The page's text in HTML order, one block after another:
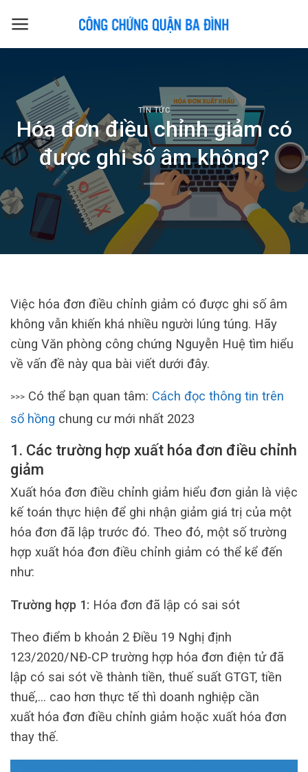
TIN TỨC
Hóa đơn điều chỉnh giảm có
được ghi số âm không?
Việc hóa đơn điều chỉnh giảm có được ghi số âm
không vẫn khiến khá nhiều người lúng túng. Hãy
cùng Văn phòng công chứng Nguyễn Huệ tìm hiểu
về vấn đề này qua bài viết dưới đây.
>>> Có thể bạn quan tâm: Cách đọc thông tin trên
sổ hồng chung cư mới nhất 2023
1. Các trường hợp xuất hóa đơn điều chỉnh
giảm
Xuất hóa đơn điều chỉnh giảm hiểu đơn giản là việc
kế toán thực hiện để ghi nhận giảm giá trị của một
hóa đơn đã lập trước đó. Theo đó, một số trường
hợp xuất hóa đơn điều chỉnh giảm có thể kể đến
như:
Trường hợp 1: Hóa đơn đã lập có sai sót
Theo điểm b khoản 2 Điều 19 Nghị định
123/2020/NĐ-CP trường hợp hóa đơn điện tử đã
lập có sai sót về thành tiền, thuế suất GTGT, tiền
thuế,… cao hơn thực tế thì doanh nghiệp cần
xuất hóa đơn điều chỉnh giảm hoặc xuất hóa đơn
thay thế.